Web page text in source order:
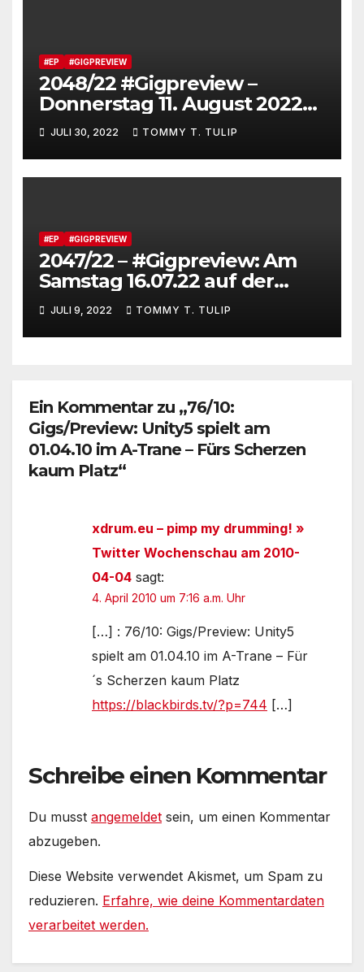
#EP #GIGPREVIEW
2048/22 #Gigpreview –
Donnerstag 11. August 2022
um 20 Uhr im Art Stalker
Berlin (Tickets online und
Abendkasse) #EXITreverse
JULI 30, 2022 TOMMY T. TULIP
#EP #GIGPREVIEW
2047/22 – #Gigpreview: Am
Samstag 16.07.22 auf der
Fleether Mühle um 18 Uhr –
Live aus Berlin #EXITreverse
JULI 9, 2022 TOMMY T. TULIP
Ein Kommentar zu „76/10:
Gigs/Preview: Unity5 spielt am
01.04.10 im A-Trane – Fürs Scherzen
kaum Platz“
xdrum.eu – pimp my drumming! »
Twitter Wochenschau am 2010-
04-04 sagt:
4. April 2010 um 7:16 a.m. Uhr
[…] : 76/10: Gigs/Preview: Unity5
spielt am 01.04.10 im A-Trane – Für
´s Scherzen kaum Platz
https://blackbirds.tv/?p=744 […]
Schreibe einen Kommentar
Du musst angemeldet sein, um einen Kommentar
abzugeben.
Diese Website verwendet Akismet, um Spam zu
reduzieren. Erfahre, wie deine Kommentardaten
verarbeitet werden.